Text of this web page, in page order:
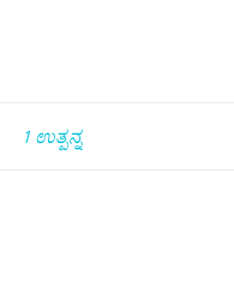
1 ಉತ್ಪನ್ನ